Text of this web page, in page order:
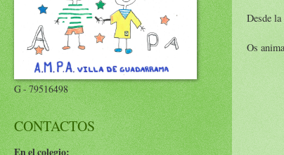
Desde
Os
G - 79516498
CONTACTOS
En el colegio: